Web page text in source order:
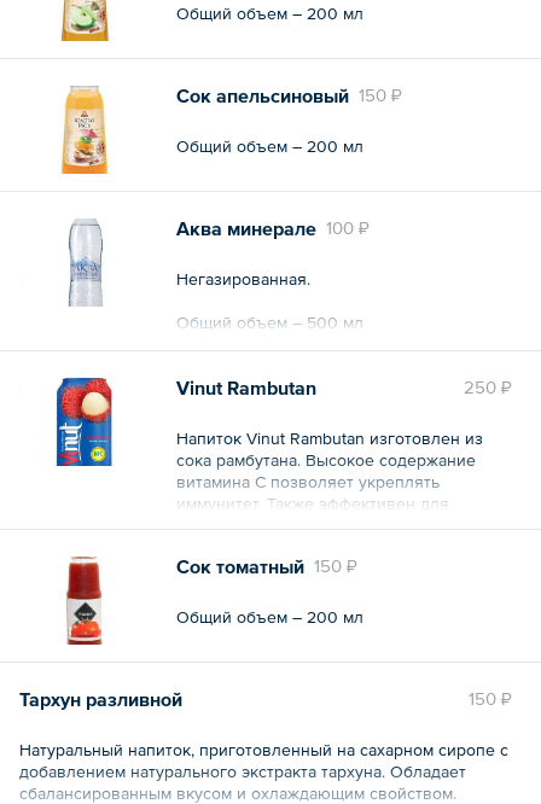
Общий объем – 200 мл
150 ₽
Сок апельсиновый
Общий объем – 200 мл
100 ₽
Аква минерале
Негазированная.
Общий объем – 500 мл
250 ₽
Vinut Rambutan
Напиток Vinut Rambutan изготовлен из
сока рамбутана. Высокое содержание
витамина С позволяет укреплять
иммунитет. Также эффективен для
снижения количества жира в организме
волокна, воды и низкой калорийности.
Общий объем – 330 мл
150 ₽
Сок томатный
Общий объем – 200 мл
150 ₽
Тархун разливной
Натуральный напиток, приготовленный на сахарном сиропе с
добавлением натурального экстракта тархуна. Обладает
сбалансированным вкусом и охлаждающим свойством.